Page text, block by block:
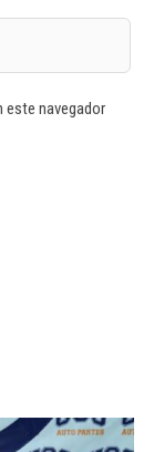
este navegador